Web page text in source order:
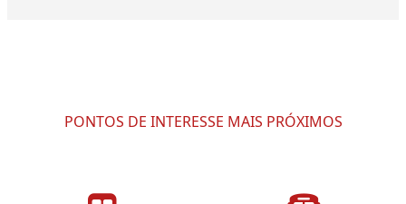
PONTOS DE INTERESSE MAIS PRÓXIMOS